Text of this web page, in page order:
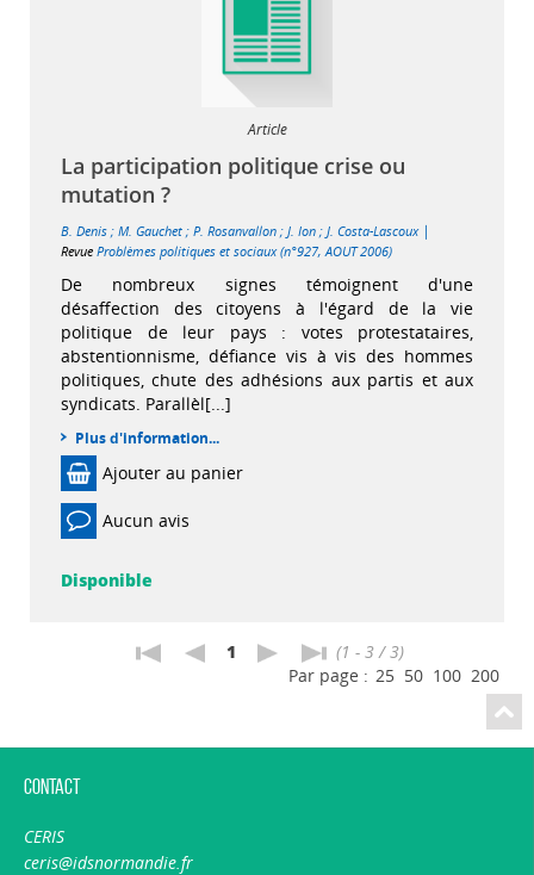
Article
La participation politique crise ou
mutation ?
B. Denis ; M. Gauchet ; P. Rosanvallon ; J. Ion ; J. Costa-Lascoux |
Revue Problèmes politiques et sociaux (n°927, AOUT 2006)
De nombreux signes témoignent d'une
désaffection des citoyens à l'égard de la vie
politique de leur pays : votes protestataires,
abstentionnisme, défiance vis à vis des hommes
politiques, chute des adhésions aux partis et aux
syndicats. Parallèl[...]
Plus d'information...
Ajouter au panier
Aucun avis
Disponible
1
(1 - 3 / 3)
Par page : 25 50 100 200
Contact
CERIS
ceris@idsnormandie.fr